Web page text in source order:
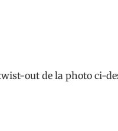
out de la photo ci-